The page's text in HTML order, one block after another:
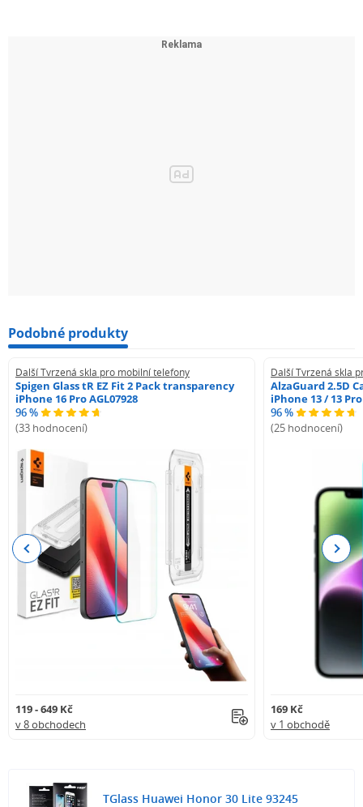
Podobné produkty
Další Tvrzená skla pro mobilní telefony
Spigen Glass tR EZ Fit 2 Pack transparency
iPhone 16 Pro AGL07928
96 %
(33 hodnocení)
119 - 649 Kč
v 8 obchodech
Další Tvrzená skla
AlzaGuard 2.5D
iPhone 13 / 13 Pro
96 %
(25 hodnocení)
169 Kč
v 1 obchodě
Previous Next
TGlass Huawei Honor 30 Lite 93245